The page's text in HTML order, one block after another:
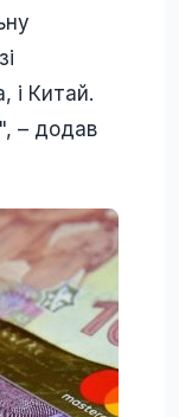
і Китай.
– додав